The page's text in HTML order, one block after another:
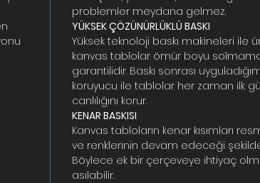
problemler meydana gelmez.
YÜKSEK ÇÖZÜNÜRLÜKLÜ BASKI
Yüksek teknoloji baskı makineleri ile
kanvas tablolar ömür boyu
garantilidir. Baskı sonrası
koruyucu ile tablolar her zaman ilk
canlılığını korur.
KENAR BASKISI
Kanvas tabloların kenar kısımları
ve renklerinin devam edeceği
Böylece ek bir çerçeveye ihtiyaç
asılabilir.